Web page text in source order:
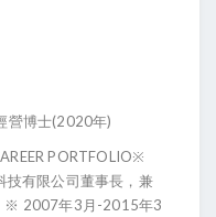
營博士(2020年)
PORTFOLIO※
有限公司董事長，兼
※ 2007年3月-2015年3